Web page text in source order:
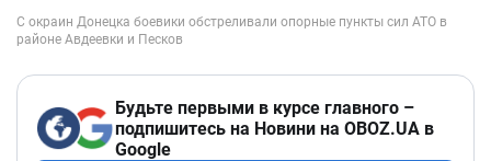
Будьте первыми в курсе главного –
подпишитесь на Новини на OBOZ.UA в
Google